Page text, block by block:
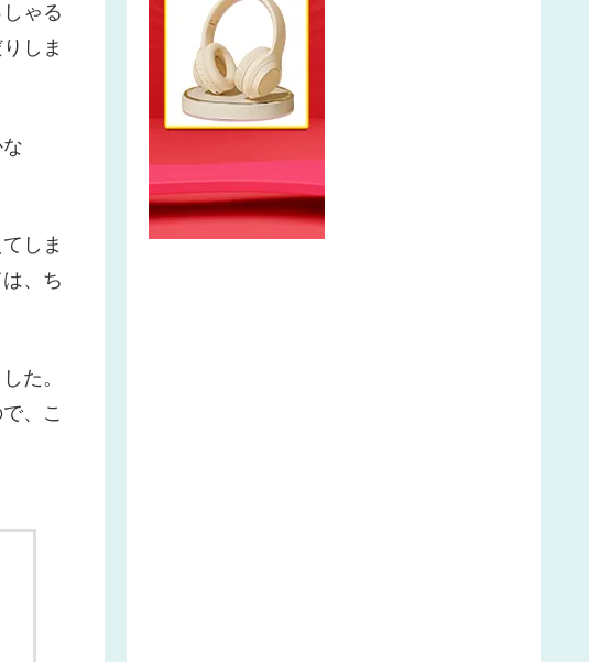
ゃる
しま
しま
、ち
た。
、こ